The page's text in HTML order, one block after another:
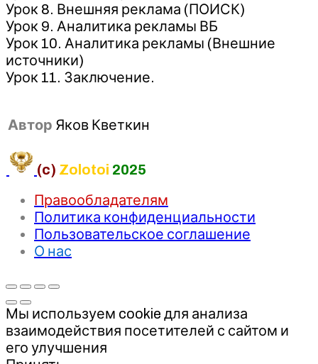
Урок 8. Внешняя реклама (ПОИСК)
Урок 9. Аналитика рекламы ВБ
Урок 10. Аналитика рекламы (Внешние
источники)
Урок 11. Заключение.
Автор Яков Кветкин
(c) Zolotoi 2025
Правообладателям
Политика конфиденциальности
Пользовательское соглашение
О нас
Мы используем cookie для анализа
взаимодействия посетителей с сайтом и
его улучшения